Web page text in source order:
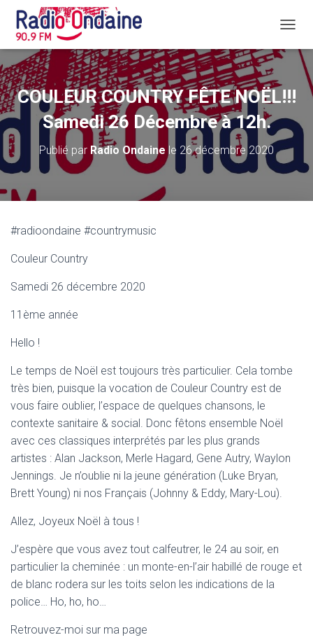
É
I
E
L
A
COULEUR COUNTRY FÊTE NOËL!!!
Samedi 26 Décembre à 12h.
Publié par Radio Ondaine le 26 décembre 2020
#radioondaine #countrymusic
Couleur Country
Samedi 26 décembre 2020
11ème année
Hello !
Le temps de Noël est toujours très particulier. Cela tombe
très bien, puisque la vocation de Couleur Country est de
vous faire oublier, l’espace de quelques chansons, le
contexte sanitaire & social. Donc fêtons ensemble Noël
avec ces classiques interprétés par les plus grands
artistes : Alan Jackson, Merle Hagard, Gene Autry, Waylon
Jennings. Je n’oublie ni la jeune génération (Luke Bryan,
Brett Young) ni nos Français (Johnny & Eddy, Mary-Lou).
Allez, Joyeux Noël à tous !
J’espère que vous avez tout calfeutrer, le 24 au soir, en
particulier la cheminée : un monte-en-l’air habillé de rouge et
de blanc rodera sur les toits selon les indications de la
police… Ho, ho, ho…
Retrouvez-moi sur ma page